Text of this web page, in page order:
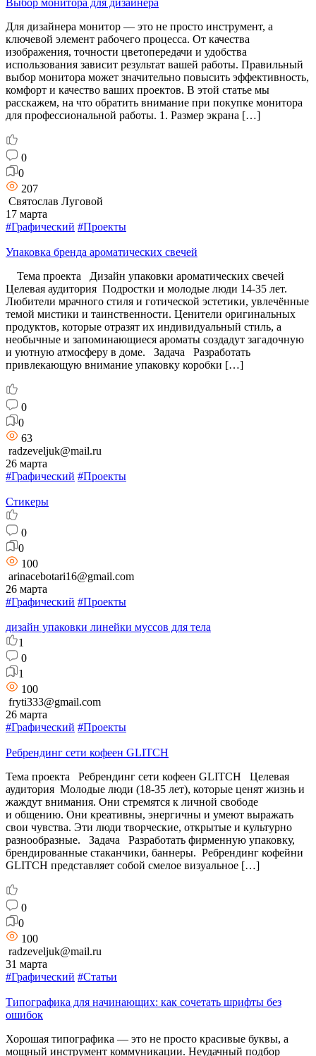
Выбор монитора для дизайнера
Для дизайнера монитор — это не просто инструмент, а
ключевой элемент рабочего процесса. От качества
изображения, точности цветопередачи и удобства
использования зависит результат вашей работы. Правильный
выбор монитора может значительно повысить эффективность,
комфорт и качество ваших проектов. В этой статье мы
расскажем, на что обратить внимание при покупке монитора
для профессиональной работы. 1. Размер экрана […]
0
0
207
Святослав Луговой
17 марта
#Графический #Проекты
Упаковка бренда ароматических свечей
Тема проекта Дизайн упаковки ароматических свечей
Целевая аудитория Подростки и молодые люди 14-35 лет.
Любители мрачного стиля и готической эстетики, увлечённые
темой мистики и таинственности. Ценители оригинальных
продуктов, которые отразят их индивидуальный стиль, а
необычные и запоминающиеся ароматы создадут загадочную
и уютную атмосферу в доме. Задача Разработать
привлекающую внимание упаковку коробки […]
0
0
63
radzeveljuk@mail.ru
26 марта
#Графический #Проекты
Стикеры
0
0
100
arinacebotari16@gmail.com
26 марта
#Графический #Проекты
дизайн упаковки линейки муссов для тела
1
0
1
100
fryti333@gmail.com
26 марта
#Графический #Проекты
Ребрендинг сети кофеен GLITCH
Тема проекта Ребрендинг сети кофеен GLITCH Целевая
аудитория Молодые люди (18-35 лет), которые ценят жизнь и
жаждут внимания. Они стремятся к личной свободе
и общению. Они креативны, энергичны и умеют выражать
свои чувства. Эти люди творческие, открытые и культурно
разнообразные. Задача Разработать фирменную упаковку,
брендированные стаканчики, баннеры. Ребрендинг кофейни
GLITCH представляет собой смелое визуальное […]
0
0
100
radzeveljuk@mail.ru
31 марта
#Графический #Статьи
Типографика для начинающих: как сочетать шрифты без
ошибок
Хорошая типографика — это не просто красивые буквы, а
мощный инструмент коммуникации. Неудачный подбор